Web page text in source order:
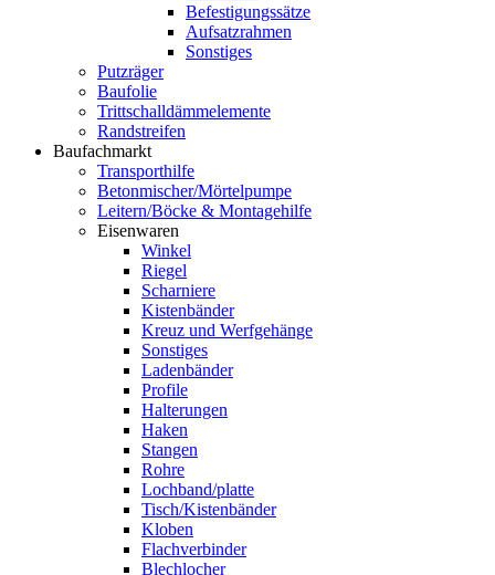
Befestigungssätze
Aufsatzrahmen
Sonstiges
Putzräger
Baufolie
Trittschalldämmelemente
Randstreifen
Baufachmarkt
Transporthilfe
Betonmischer/Mörtelpumpe
Leitern/Böcke & Montagehilfe
Eisenwaren
Winkel
Riegel
Scharniere
Kistenbänder
Kreuz und Werfgehänge
Sonstiges
Ladenbänder
Profile
Halterungen
Haken
Stangen
Rohre
Lochband/platte
Tisch/Kistenbänder
Kloben
Flachverbinder
Blechlocher